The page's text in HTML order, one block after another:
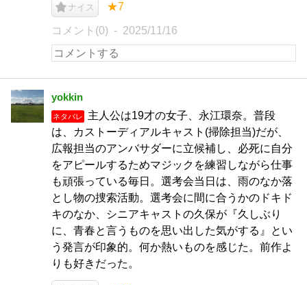
ナイス ★7
コメント(0) 2025/11/16
yokkin
ネタバレ
主人公は19才の女子、永江環奈。普段
は、カストーディアルキャスト(掃除担当)だが、
広報担当のアンバサダーに立候補し、必死に自分
をアピールするためマジックを練習しながら仕事
も頑張っている毎日。選考会当日は、雨のなか落
とし物の捜索活動。選考会に間に合うかのドキド
キのなか、シニアキャストの久保が『久しぶり
に、青春と言うものを思い出した気がする』とい
う発言が印象的。何か熱いものを感じた。前作よ
りも好きだった。